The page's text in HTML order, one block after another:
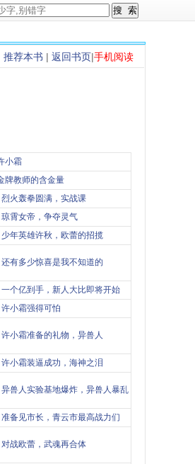
推荐本书 | 返回书页|手机阅读
小霜
牌教师的含金量
火轰拳圆满，实战课
霄女帝，争夺灵气
年英雄许秋，欧蕾的招揽
有多少惊喜是我不知道的
个亿到手，新人大比即将开始
小霜强得可怕
小霜准备的礼物，异兽人
小霜装逼成功，海神之泪
兽人实验基地爆炸，异兽人暴乱
备见市长，青云市最高战力们
战欧蕾，武魂再合体